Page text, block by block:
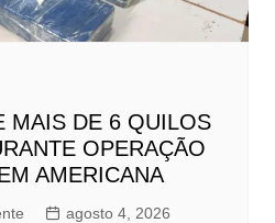
MAIS DE 6 QUILOS
OPERAÇÃO
AMERICANA
agosto 4, 2026